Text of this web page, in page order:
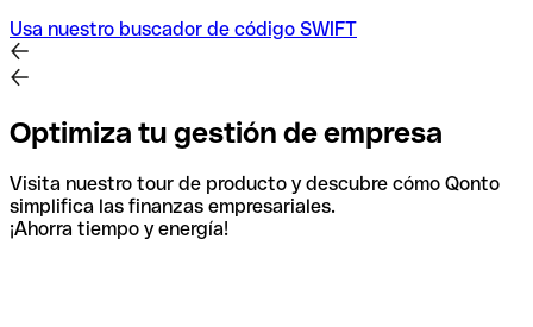
Usa nuestro buscador de código SWIFT
Optimiza tu gestión de empresa
Visita nuestro tour de producto y descubre cómo Qonto
simplifica las finanzas empresariales.
¡Ahorra tiempo y energía!